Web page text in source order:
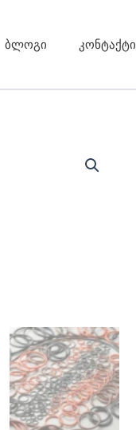
ბლოგი კონტაქტი